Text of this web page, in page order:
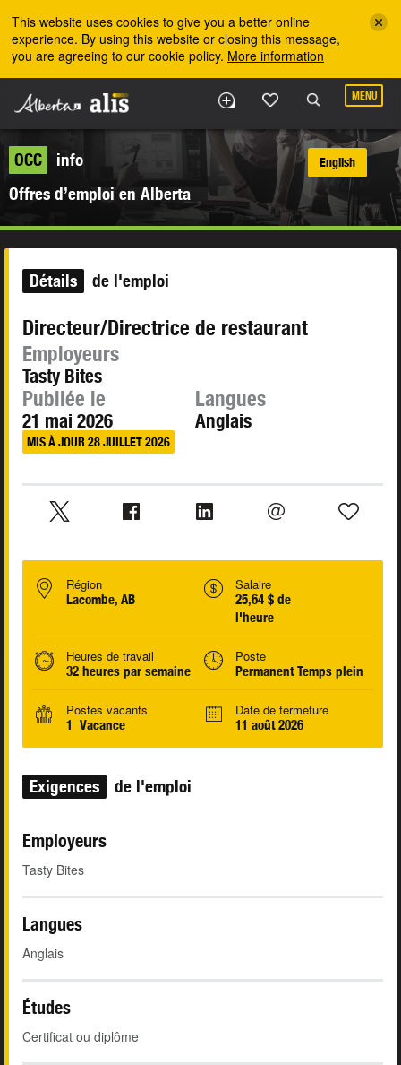
This website uses cookies to give you a better online
experience. By using this website or closing this message,
you are agreeing to our cookie policy. More information
MENU
OCC
info
Offres d’emploi en Alberta
English
Détails de l'emploi
Directeur/Directrice de restaurant
Employeurs
Tasty Bites
Publiée le
21 mai 2026
MIS À JOUR 28 JUILLET 2026
Langues
Anglais
Région
Lacombe, AB
Salaire
25,64 $ de
l'heure
Heures de travail
32 heures par semaine
Poste
Permanent Temps plein
Postes vacants
1 Vacance
Date de fermeture
11 août 2026
Exigences de l'emploi
Employeurs
Tasty Bites
Langues
Anglais
Études
Certificat ou diplôme